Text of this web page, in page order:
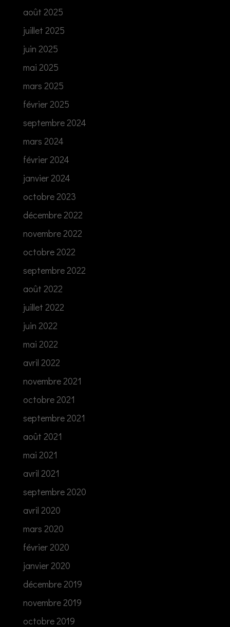
août 2025
juillet 2025
juin 2025
mai 2025
mars 2025
février 2025
septembre 2024
mars 2024
février 2024
janvier 2024
octobre 2023
décembre 2022
novembre 2022
octobre 2022
septembre 2022
août 2022
juillet 2022
juin 2022
mai 2022
avril 2022
novembre 2021
octobre 2021
septembre 2021
août 2021
mai 2021
avril 2021
septembre 2020
avril 2020
mars 2020
février 2020
janvier 2020
décembre 2019
novembre 2019
octobre 2019